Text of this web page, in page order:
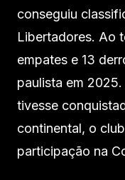
conseguiu
Libertadores. Ao
empates e 13
paulista em
tivesse
continental, o
participação na